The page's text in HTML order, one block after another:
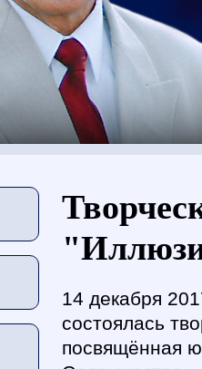
Eşti aici
14 декабря
состоялась
посвящённая